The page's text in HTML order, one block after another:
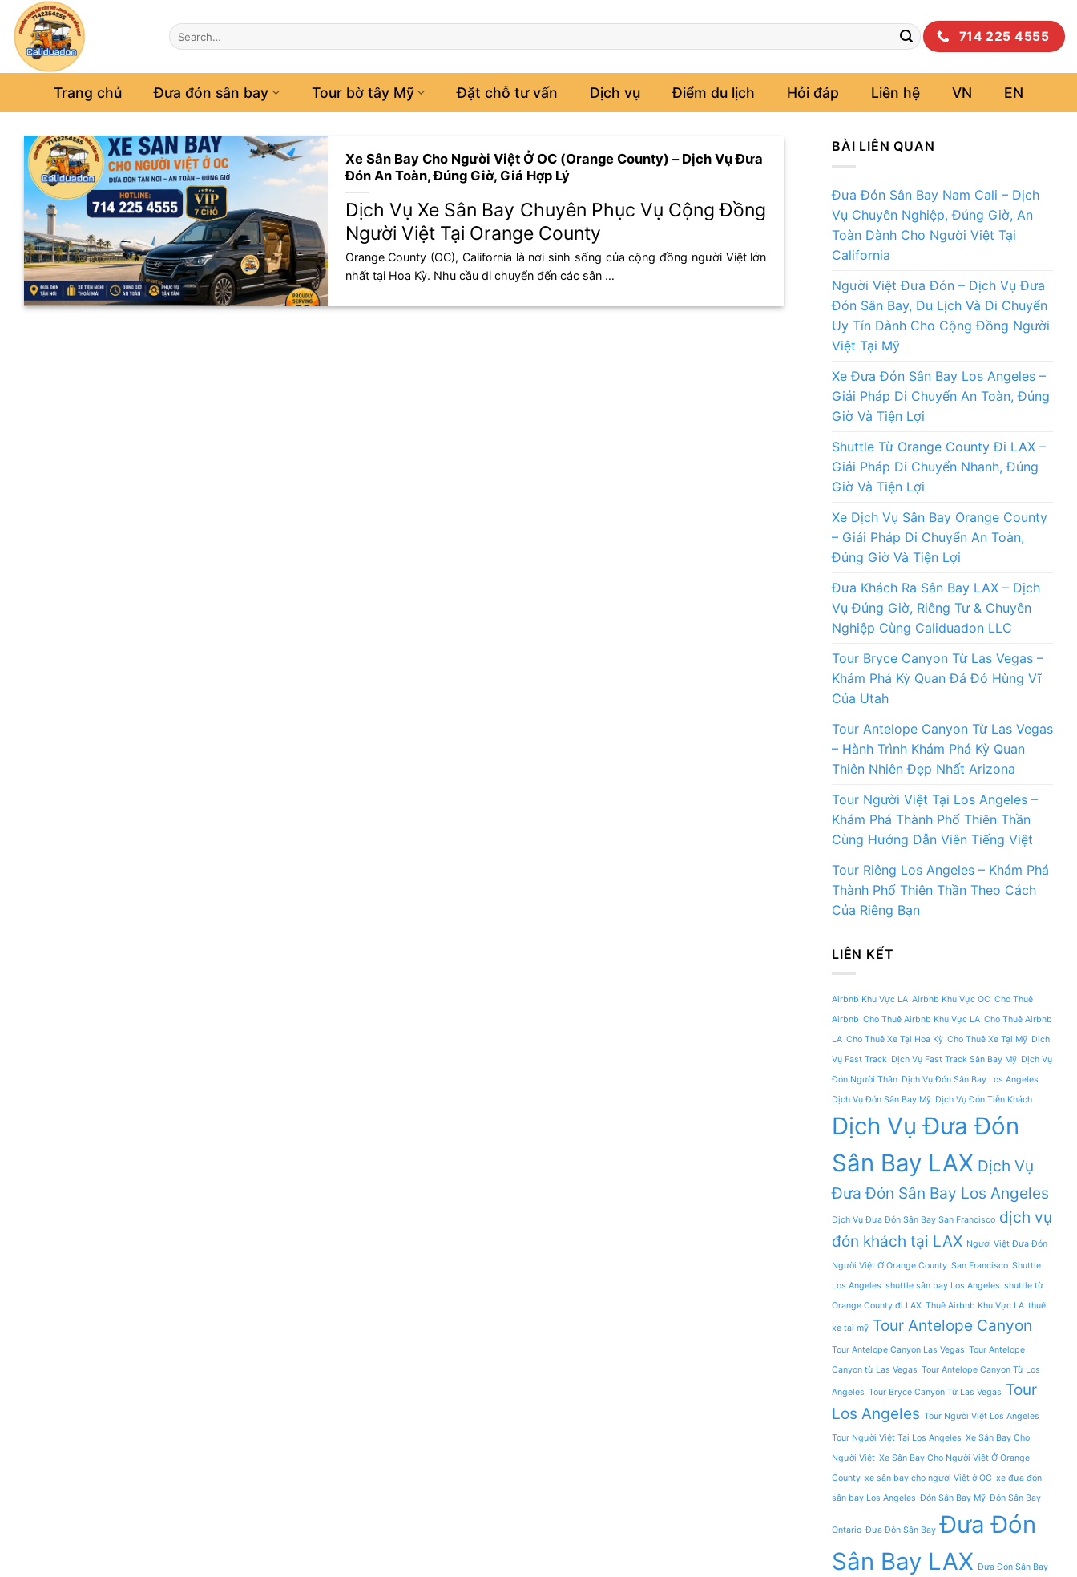
qua
nội
dung
714 225 4555
Trang chủ Đưa đón sân bay Tour bờ tây Mỹ Đặt chỗ tư vấn Dịch vụ Điểm du lịch Hỏi đáp Liên hệ VN EN
Xe Sân Bay Cho Người Việt Ở OC (Orange County) – Dịch Vụ Đưa
Đón An Toàn, Đúng Giờ, Giá Hợp Lý
Dịch Vụ Xe Sân Bay Chuyên Phục Vụ Cộng Đồng
Người Việt Tại Orange County
Orange County (OC), California là nơi sinh sống của cộng đồng người Việt lớn
nhất tại Hoa Kỳ. Nhu cầu di chuyển đến các sân …
BÀI LIÊN QUAN
Đưa Đón Sân Bay Nam Cali – Dịch
Vụ Chuyên Nghiệp, Đúng Giờ, An
Toàn Dành Cho Người Việt Tại
California
Người Việt Đưa Đón – Dịch Vụ Đưa
Đón Sân Bay, Du Lịch Và Di Chuyển
Uy Tín Dành Cho Cộng Đồng Người
Việt Tại Mỹ
Xe Đưa Đón Sân Bay Los Angeles –
Giải Pháp Di Chuyển An Toàn, Đúng
Giờ Và Tiện Lợi
Shuttle Từ Orange County Đi LAX –
Giải Pháp Di Chuyển Nhanh, Đúng
Giờ Và Tiện Lợi
Xe Dịch Vụ Sân Bay Orange County
– Giải Pháp Di Chuyển An Toàn,
Đúng Giờ Và Tiện Lợi
Đưa Khách Ra Sân Bay LAX – Dịch
Vụ Đúng Giờ, Riêng Tư & Chuyên
Nghiệp Cùng Caliduadon LLC
Tour Bryce Canyon Từ Las Vegas –
Khám Phá Kỳ Quan Đá Đỏ Hùng Vĩ
Của Utah
Tour Antelope Canyon Từ Las Vegas
– Hành Trình Khám Phá Kỳ Quan
Thiên Nhiên Đẹp Nhất Arizona
Tour Người Việt Tại Los Angeles –
Khám Phá Thành Phố Thiên Thần
Cùng Hướng Dẫn Viên Tiếng Việt
Tour Riêng Los Angeles – Khám Phá
Thành Phố Thiên Thần Theo Cách
Của Riêng Bạn
LIÊN KẾT
Airbnb Khu Vực LA Airbnb Khu Vực OC Cho Thuê
Airbnb Cho Thuê Airbnb Khu Vực LA Cho Thuê Airbnb
LA Cho Thuê Xe Tại Hoa Kỳ Cho Thuê Xe Tại Mỹ Dịch
Vụ Fast Track Dịch Vụ Fast Track Sân Bay Mỹ Dịch Vụ
Đón Người Thân Dịch Vụ Đón Sân Bay Los Angeles
Dịch Vụ Đón Sân Bay Mỹ Dịch Vụ Đón Tiễn Khách
Dịch Vụ Đưa Đón
Sân Bay LAX Dịch Vụ
Đưa Đón Sân Bay Los Angeles
Dịch Vụ Đưa Đón Sân Bay San Francisco dịch vụ
đón khách tại LAX Người Việt Đưa Đón
Người Việt Ở Orange County San Francisco Shuttle
Los Angeles shuttle sân bay Los Angeles shuttle từ
Orange County đi LAX Thuê Airbnb Khu Vực LA thuê
xe tại mỹ Tour Antelope Canyon
Tour Antelope Canyon Las Vegas Tour Antelope
Canyon từ Las Vegas Tour Antelope Canyon Từ Los
Angeles Tour Bryce Canyon Từ Las Vegas Tour
Los Angeles Tour Người Việt Los Angeles
Tour Người Việt Tại Los Angeles Xe Sân Bay Cho
Người Việt Xe Sân Bay Cho Người Việt Ở Orange
County xe sân bay cho người Việt ở OC xe đưa đón
sân bay Los Angeles Đón Sân Bay Mỹ Đón Sân Bay
Ontario Đưa Đón Sân Bay Đưa Đón
Sân Bay LAX Đưa Đón Sân Bay